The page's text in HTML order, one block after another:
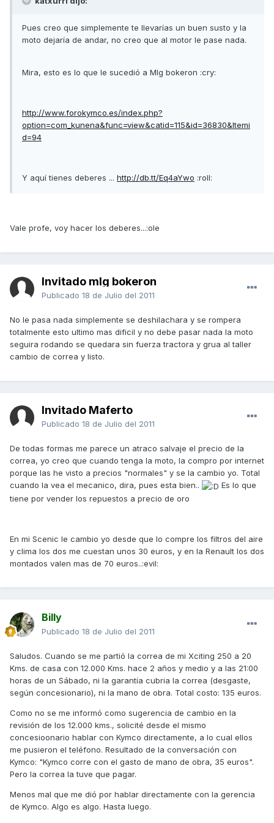
Pues creo que simplemente te llevarías un buen susto y la
moto dejaría de andar, no creo que al motor le pase nada.
Mira, esto es lo que le sucedió a Mlg bokeron :cry:
http://www.forokymco.es/index.php?
option=com_kunena&func=view&catid=115&id=36830&Itemi
d=94
Y aquí tienes deberes ... http://db.tt/Eq4aYwo :roll:
Vale profe, voy hacer los deberes...:ole
Invitado mlg bokeron
Publicado 18 de Julio del 2011
No le pasa nada simplemente se deshilachara y se rompera
totalmente esto ultimo mas dificil y no debe pasar nada la moto
seguira rodando se quedara sin fuerza tractora y grua al taller
cambio de correa y listo.
Invitado Maferto
Publicado 18 de Julio del 2011
De todas formas me parece un atraco salvaje el precio de la
correa, yo creo que cuando tenga la moto, la compro por internet
porque las he visto a precios "normales" y se la cambio yo. Total
cuando la vea el mecanico, dira, pues esta bien..
Es lo que
tiene por vender los repuestos a precio de oro
En mi Scenic le cambio yo desde que lo compre los filtros del aire
y clima los dos me cuestan unos 30 euros, y en la Renault los dos
montados valen mas de 70 euros..:evil:
Billy
Publicado 18 de Julio del 2011
Saludos. Cuando se me partió la correa de mi Xciting 250 a 20
Kms. de casa con 12.000 Kms. hace 2 años y medio y a las 21:00
horas de un Sábado, ni la garantía cubria la correa (desgaste,
según concesionario), ni la mano de obra. Total costo: 135 euros.
Como no se me informó como sugerencia de cambio en la
revisión de los 12.000 kms., solicité desde el mismo
concesioonario hablar con Kymco directamente, a lo cual ellos
me pusieron el teléfono. Resultado de la conversación con
Kymco: "Kymco corre con el gasto de mano de obra, 35 euros".
Pero la correa la tuve que pagar.
Menos mal que me dió por hablar directamente con la gerencia
de Kymco. Algo es algo. Hasta luego.